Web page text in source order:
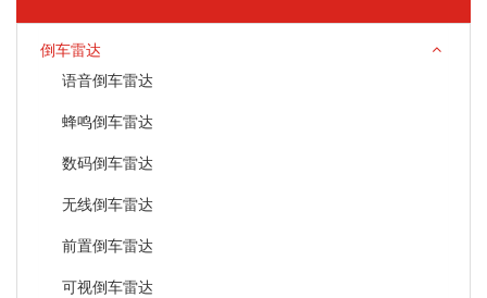
倒车雷达
语音倒车雷达
蜂鸣倒车雷达
数码倒车雷达
无线倒车雷达
前置倒车雷达
可视倒车雷达